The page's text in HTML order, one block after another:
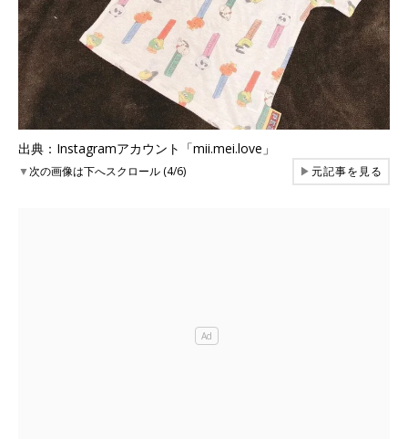
出典：Instagramアカウント「mii.mei.love」
▼次の画像は下へスクロール (4/6) ▶元記事を見る